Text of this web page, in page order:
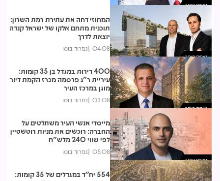
נצפות ביותר
נצפות ביותר
המחוזי דחה את עתירת רמת השרון:
תוכנית מתחם אלקו של ישראל קנדה
יוצאת לדרך
04.08 נמרוד בוסו
נצפות ביותר
400 דירות במגדל בן 35 קומות:
עיריית ר"ג פרסמה מכרז הקמת דיור
מוגן במרכז העיר
03.08 נמרוד בוסו
נצפות ביותר
מייסדי אנשי העיר משתלטים על
החברה: רוכשים את מניות רוטשטיין
לפי שווי 240 מלש"ח
05.08 נמרוד בוסו
554 יח"ד במגדלים של 35 קומות: